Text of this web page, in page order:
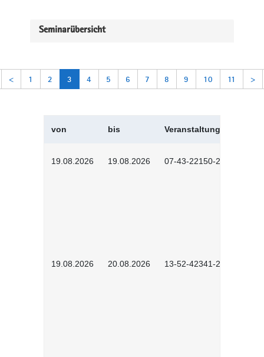
Seminarübersicht
< 1 2 3 4 5 6 7 8 9 10 11 >
von bis Veranstaltungskürzel
19.08.2026 19.08.2026 07-43-22150-2601
19.08.2026 20.08.2026 13-52-42341-2602